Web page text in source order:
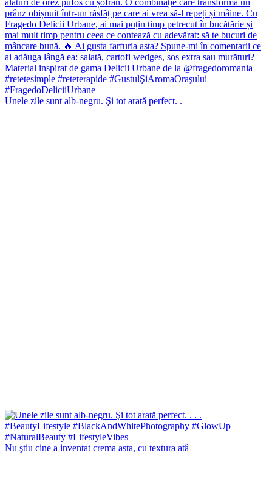
Unele zile sunt alb-negru. Şi tot arată perfect. .
Nu ştiu cine a inventat crema asta, cu textura atâ